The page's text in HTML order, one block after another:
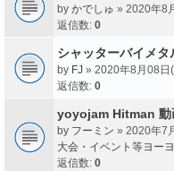
by かでしゅ » 2020年8
返信数: 0
シャッターバイメタ
by FJ » 2020年8月08日
返信数: 0
yoyojam Hitman 動
by フーミン » 2020年7
大会・イベント等ヨー
返信数: 0